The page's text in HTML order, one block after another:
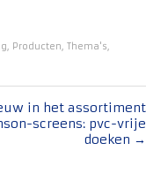
, Producten, Thema's,
in het assortiment
screens: pvc-vrije
doeken →